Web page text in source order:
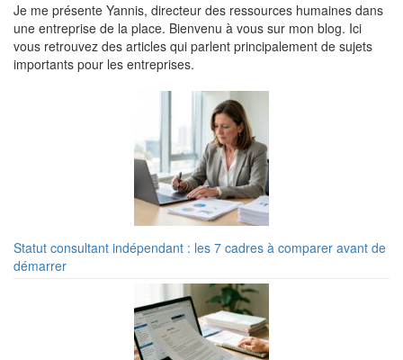
Je me présente Yannis, directeur des ressources humaines dans
une entreprise de la place. Bienvenu à vous sur mon blog. Ici
vous retrouvez des articles qui parlent principalement de sujets
importants pour les entreprises.
Statut consultant indépendant : les 7 cadres à comparer avant de
démarrer